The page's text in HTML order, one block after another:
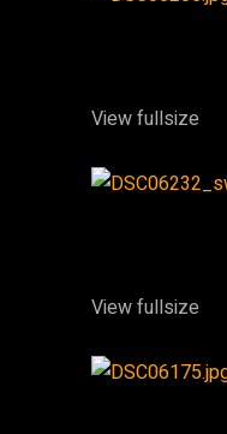
View fullsize
View fullsize